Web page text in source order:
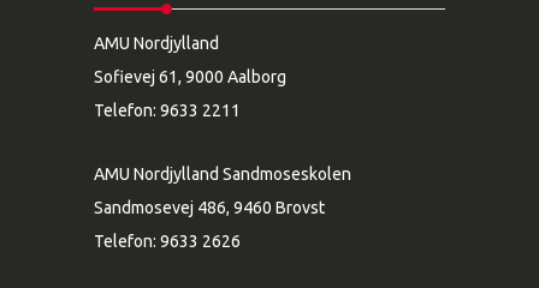
AMU Nordjylland
Sofievej 61, 9000 Aalborg
Telefon: 9633 2211
AMU Nordjylland Sandmoseskolen
Sandmosevej 486, 9460 Brovst
Telefon: 9633 2626